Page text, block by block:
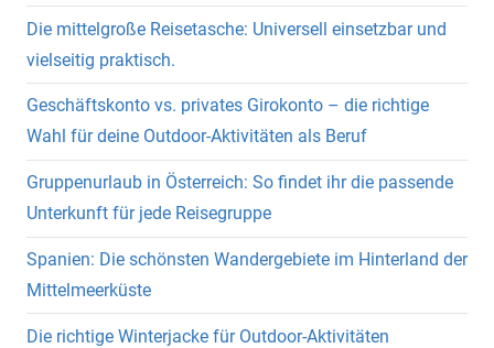
Die mittelgroße Reisetasche: Universell einsetzbar und
vielseitig praktisch.
Geschäftskonto vs. privates Girokonto – die richtige
Wahl für deine Outdoor-Aktivitäten als Beruf
Gruppenurlaub in Österreich: So findet ihr die passende
Unterkunft für jede Reisegruppe
Spanien: Die schönsten Wandergebiete im Hinterland der
Mittelmeerküste
Die richtige Winterjacke für Outdoor-Aktivitäten